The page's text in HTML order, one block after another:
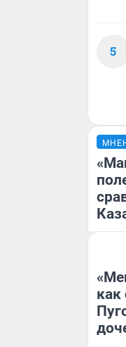
5
как